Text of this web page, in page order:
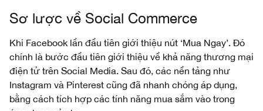
Sơ lược về Social Commerce
Khi Facebook lần đầu tiên giới thiệu nút ‘Mua Ngay’. Đó
chính là bước đầu tiên giới thiệu về khả năng thương mại
điện tử trên Social Media. Sau đó, các nền tảng như
Instagram và Pinterest cũng đã nhanh chóng áp dụng,
bằng cách tích hợp các tính năng mua sắm vào trong